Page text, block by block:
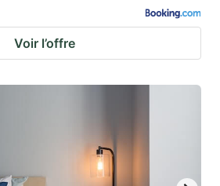
Voir l’offre